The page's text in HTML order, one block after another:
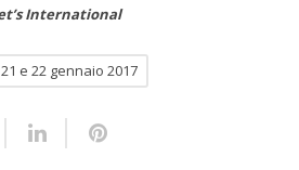
International
e 22 gennaio 2017